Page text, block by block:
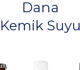
Dana
Kemik Suyu